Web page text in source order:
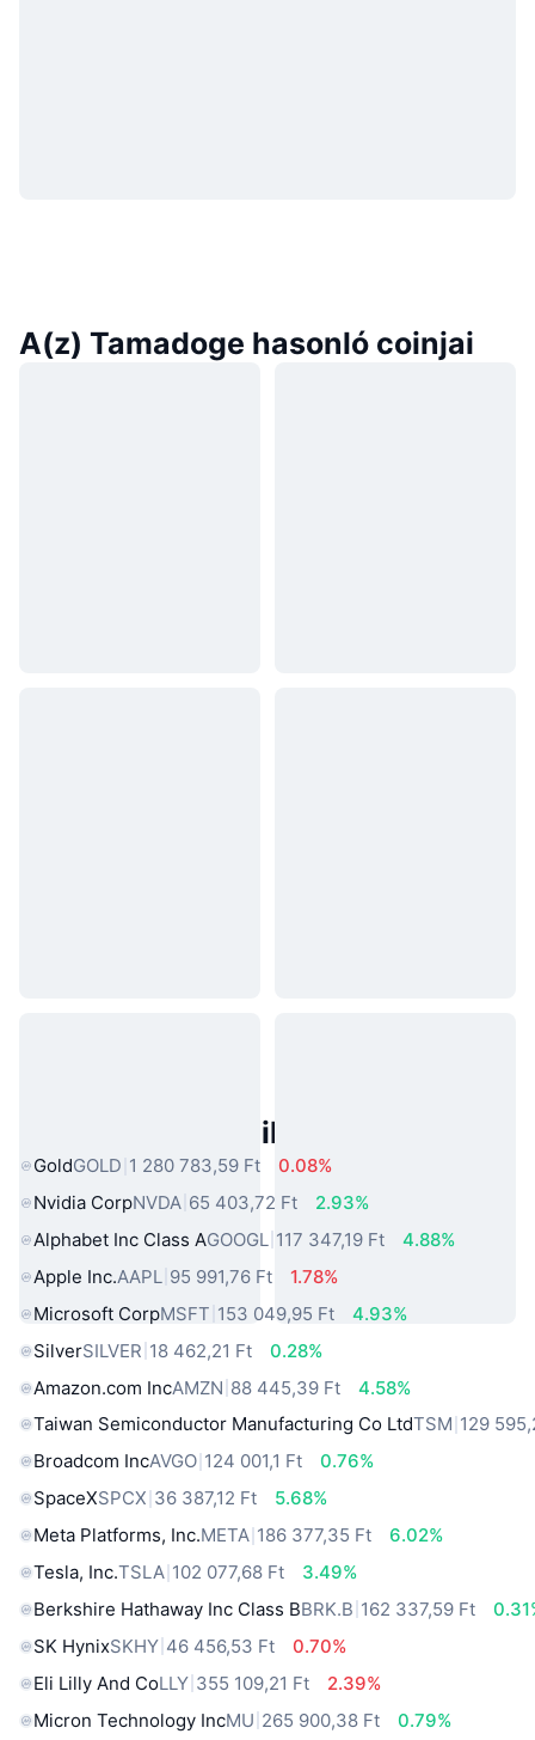
A(z) Tamadoge hasonló coinjai
Népszerű Való Világbeli Eszközök
GoldGOLD 1 280 783,59 Ft
0.08%
Nvidia CorpNVDA 65 403,72 Ft
2.93%
Alphabet Inc Class AGOOGL 117 347,19 Ft
4.88%
Apple Inc.AAPL 95 991,76 Ft
1.78%
Microsoft CorpMSFT 153 049,95 Ft
4.93%
SilverSILVER 18 462,21 Ft
0.28%
Amazon.com IncAMZN 88 445,39 Ft
4.58%
Taiwan Semiconductor Manufacturing Co LtdTSM 129
Broadcom IncAVGO 124 001,1 Ft
0.76%
SpaceXSPCX 36 387,12 Ft
5.68%
Meta Platforms, Inc.META 186 377,35 Ft
6.02%
Tesla, Inc.TSLA 102 077,68 Ft
3.49%
Berkshire Hathaway Inc Class BBRK.B 162 337,59 Ft
SK HynixSKHY 46 456,53 Ft
0.70%
Eli Lilly And CoLLY 355 109,21 Ft
2.39%
Micron Technology IncMU 265 900,38 Ft
0.79%